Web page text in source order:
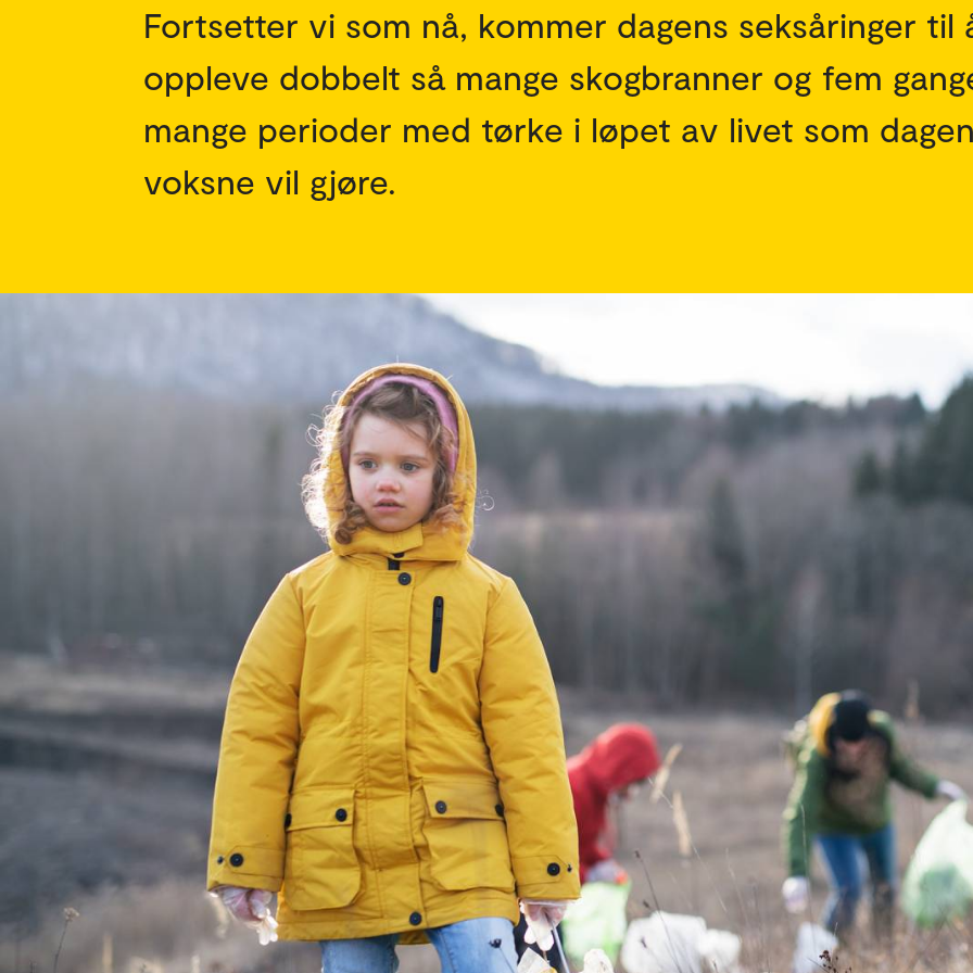
Fortsetter vi som nå, kommer dagens seksåringer til
oppleve dobbelt så mange skogbranner og fem
mange perioder med tørke i løpet av livet som
voksne vil gjøre.